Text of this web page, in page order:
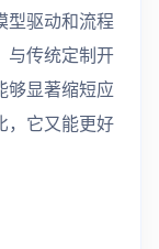
型驱动和流程
与传统定制开
够显著缩短应
，它又能更好